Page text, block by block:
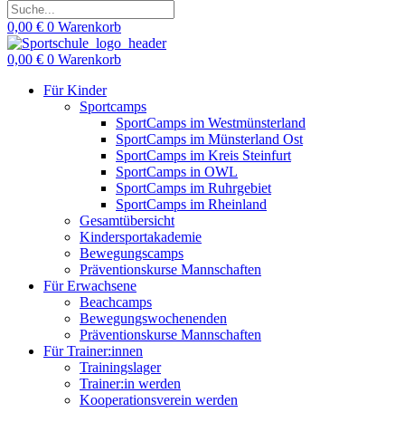
0,00 € 0 Warenkorb
0,00 € 0 Warenkorb
Für Kinder
Sportcamps
SportCamps im Westmünsterland
SportCamps im Münsterland Ost
SportCamps im Kreis Steinfurt
SportCamps in OWL
SportCamps im Ruhrgebiet
SportCamps im Rheinland
Gesamtübersicht
Kindersportakademie
Bewegungscamps
Präventionskurse Mannschaften
Für Erwachsene
Beachcamps
Bewegungswochenenden
Präventionskurse Mannschaften
Für Trainer:innen
Trainingslager
Trainer:in werden
Kooperationsverein werden